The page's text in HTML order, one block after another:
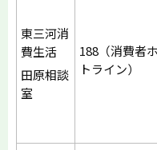
東三河消
費生活
田原相談
室
188（消費者
トライン）